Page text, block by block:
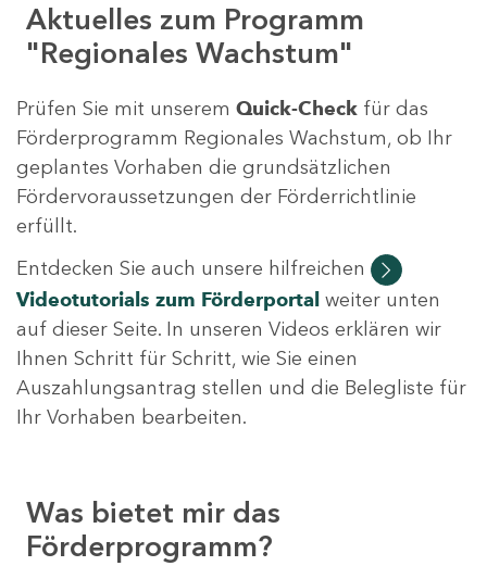
Aktuelles zum Programm
"Regionales Wachstum"
Prüfen Sie mit unserem Quick-Check für das
Förderprogramm Regionales Wachstum, ob Ihr
geplantes Vorhaben die grundsätzlichen
Fördervoraussetzungen der Förderrichtlinie
erfüllt.
Entdecken Sie auch unsere hilfreichen
Videotutorials zum Förderportal weiter unten
auf dieser Seite. In unseren Videos erklären wir
Ihnen Schritt für Schritt, wie Sie einen
Auszahlungsantrag stellen und die Belegliste für
Ihr Vorhaben bearbeiten.
Was bietet mir das
Förderprogramm?